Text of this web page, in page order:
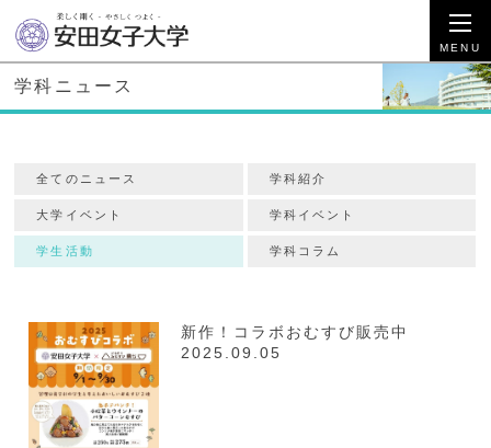
学科ニュース
全てのニュース 学科紹介
大学イベント 学科イベント
学生活動 学科コラム
新作！コラボおむすび販売中
2025.09.05